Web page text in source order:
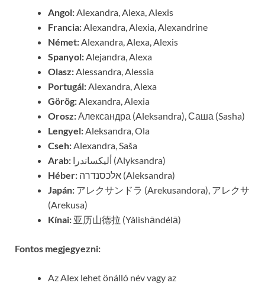
Angol:Alexandra, Alexa, Alexis
Francia:Alexandra, Alexia, Alexandrine
Német:Alexandra, Alexa, Alexis
Spanyol:Alejandra, Alexa
Olasz:Alessandra, Alessia
Portugál:Alexandra, Alexa
Görög:Alexandra, Alexia
Orosz:Александра (Aleksandra), Саша (Sasha)
Lengyel:Aleksandra, Ola
Cseh:Alexandra, Saša
Arab:
أليكساندرا (Alyksandra)
Héber:
אלכסנדרה (Aleksandra)
Japán: アレクサンドラ (Arekusandora), アレクサ
(Arekusa)
Kínai: 亚历山德拉 (Yàlìshāndélā)
Fontos megjegyezni:
Az Alex lehet önálló név vagy az